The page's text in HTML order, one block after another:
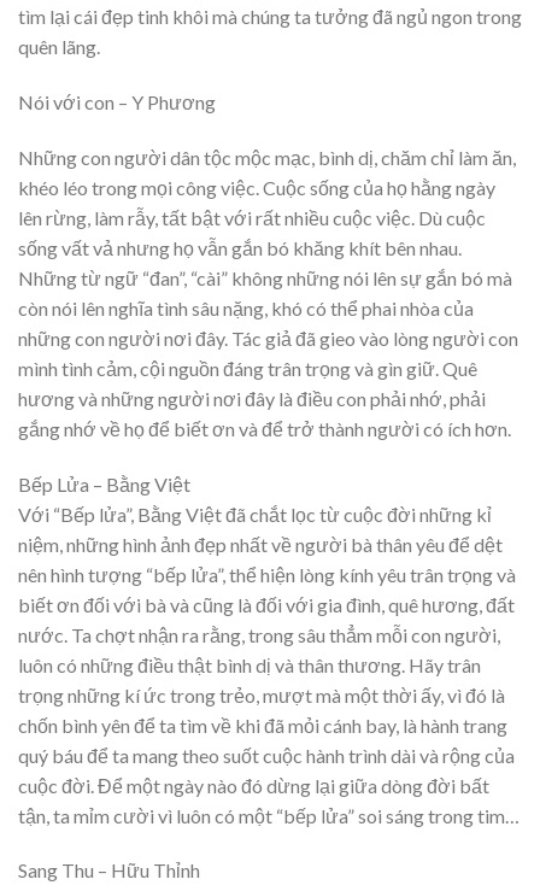
tìm lại cái đẹp tinh khôi mà chúng ta tưởng đã ngủ ngon trong
quên lãng.
Nói với con – Y Phương
Những con người dân tộc mộc mạc, bình dị, chăm chỉ làm ăn,
khéo léo trong mọi công việc. Cuộc sống của họ hằng ngày
lên rừng, làm rẫy, tất bật với rất nhiều cuộc việc. Dù cuộc
sống vất vả nhưng họ vẫn gắn bó khăng khít bên nhau.
Những từ ngữ “đan”, “cài” không những nói lên sự gắn bó mà
còn nói lên nghĩa tình sâu nặng, khó có thể phai nhòa của
những con người nơi đây. Tác giả đã gieo vào lòng người con
mình tình cảm, cội nguồn đáng trân trọng và gìn giữ. Quê
hương và những người nơi đây là điều con phải nhớ, phải
gắng nhớ về họ để biết ơn và để trở thành người có ích hơn.
Bếp Lửa – Bằng Việt
Với “Bếp lửa”, Bằng Việt đã chắt lọc từ cuộc đời những kỉ
niệm, những hình ảnh đẹp nhất về người bà thân yêu để dệt
nên hình tượng “bếp lửa”, thể hiện lòng kính yêu trân trọng và
biết ơn đối với bà và cũng là đối với gia đình, quê hương, đất
nước. Ta chợt nhận ra rằng, trong sâu thẳm mỗi con người,
luôn có những điều thật bình dị và thân thương. Hãy trân
trọng những kí ức trong trẻo, mượt mà một thời ấy, vì đó là
chốn bình yên để ta tìm về khi đã mỏi cánh bay, là hành trang
quý báu để ta mang theo suốt cuộc hành trình dài và rộng của
cuộc đời. Để một ngày nào đó dừng lại giữa dòng đời bất
tận, ta mỉm cười vì luôn có một “bếp lửa” soi sáng trong tim…
Sang Thu – Hữu Thỉnh